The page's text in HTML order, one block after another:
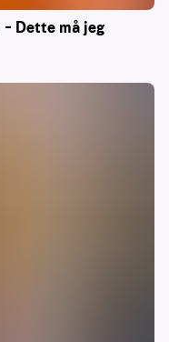
Dette må jeg